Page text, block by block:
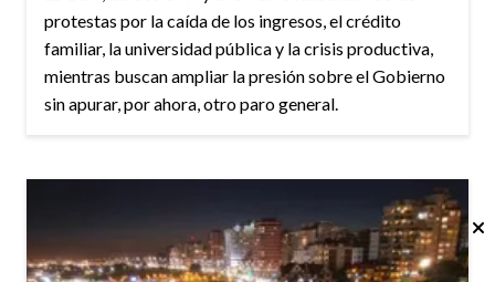
protestas por la caída de los ingresos, el crédito
familiar, la universidad pública y la crisis productiva,
mientras buscan ampliar la presión sobre el Gobierno
sin apurar, por ahora, otro paro general.